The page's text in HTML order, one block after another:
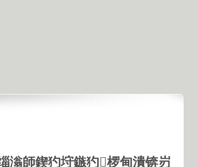
滃師鍥犳垨鏃犳椤甸潰锛岃